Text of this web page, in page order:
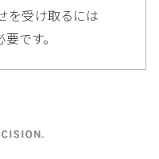
を受け取るには
です。